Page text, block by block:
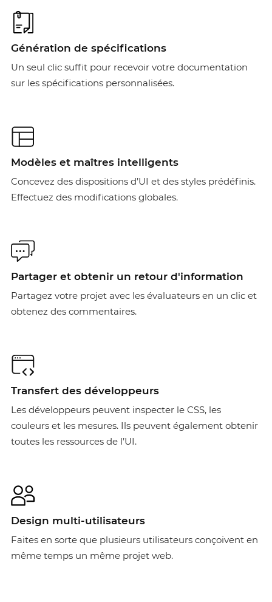
Génération de spécifications
Un seul clic suffit pour recevoir votre documentation
sur les spécifications personnalisées.
Modèles et maîtres intelligents
Concevez des dispositions d’UI et des styles prédéfinis.
Effectuez des modifications globales.
Partager et obtenir un retour d'information
Partagez votre projet avec les évaluateurs en un clic et
obtenez des commentaires.
Transfert des développeurs
Les développeurs peuvent inspecter le CSS, les
couleurs et les mesures. Ils peuvent également obtenir
toutes les ressources de l’UI.
Design multi-utilisateurs
Faites en sorte que plusieurs utilisateurs conçoivent en
même temps un même projet web.